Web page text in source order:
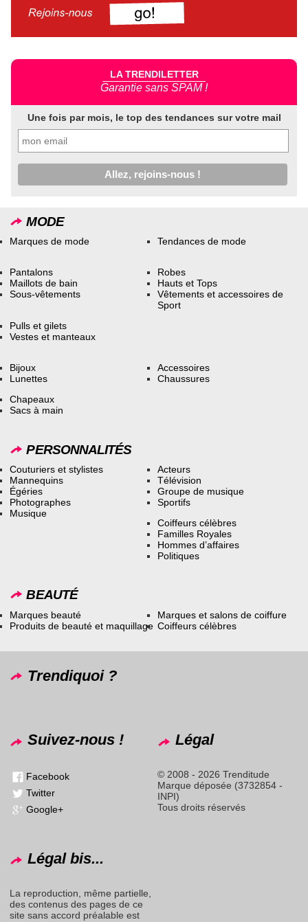
LA TRENDILETTER
Garantie sans SPAM !
Une fois par mois, le top des tendances sur votre mail
MODE
Marques de mode Tendances de mode
Pantalons
Maillots de bain
Sous-vêtements
Robes
Hauts et Tops
Vêtements et accessoires de
Sport
Pulls et gilets
Vestes et manteaux
Bijoux
Lunettes
Accessoires
Chaussures
Chapeaux
Sacs à main
PERSONNALITÉS
Couturiers et stylistes
Mannequins
Égéries
Photographes
Musique
Acteurs
Télévision
Groupe de musique
Sportifs
Coiffeurs célèbres
Familles Royales
Hommes d’affaires
Politiques
BEAUTÉ
Marques beauté
Produits de beauté et maquillage
Marques et salons de coiffure
Coiffeurs célèbres
Trendiquoi ?
Suivez-nous !
Facebook
Twitter
Google+
Légal
© 2008 - 2026 Trenditude
Marque déposée (3732854 -
INPI)
Tous droits réservés
Légal bis...
La reproduction, même partielle,
des contenus des pages de ce
site sans accord préalable est